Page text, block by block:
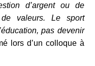
d’argent ou de
de valeurs. Le sport
pas devenir
lors d’un colloque à